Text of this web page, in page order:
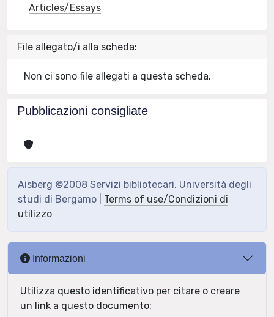
Articles/Essays
File allegato/i alla scheda:
Non ci sono file allegati a questa scheda.
Pubblicazioni consigliate
Aisberg ©2008 Servizi bibliotecari, Università degli
studi di Bergamo | Terms of use/Condizioni di
utilizzo
Informazioni
Utilizza questo identificativo per citare o creare
un link a questo documento: